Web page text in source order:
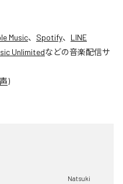
Music、 Spotify、 LINE
Unlimitedなどの音楽配信サ
)
Natsuki